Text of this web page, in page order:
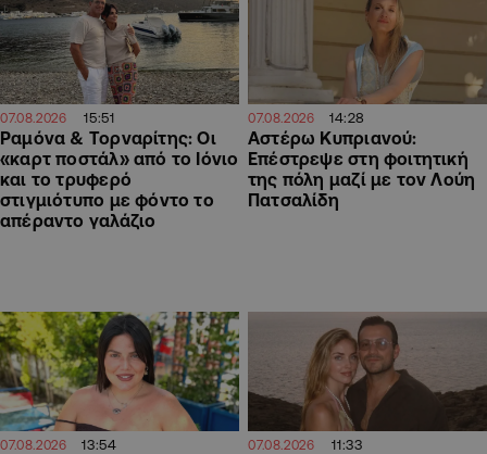
07.08.2026 15:51
Ραμόνα & Τορναρίτης: Οι
«καρτ ποστάλ» από το Ιόνιο
και το τρυφερό
στιγμιότυπο με φόντο το
απέραντο γαλάζιο
07.08.2026 14:28
Αστέρω Κυπριανού:
Επέστρεψε στη φοιτητική
της πόλη μαζί με τον Λούη
Πατσαλίδη
07.08.2026 13:54 07.08.2026 11:33